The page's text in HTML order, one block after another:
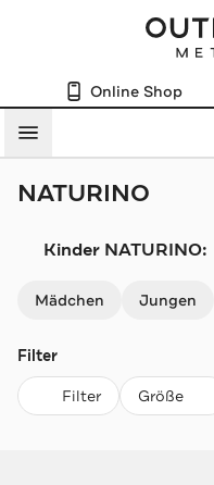
Online Shop
Menü
NATURINO
Kinder NATURINO:
Mädchen Jungen
Filter
Filter Größe